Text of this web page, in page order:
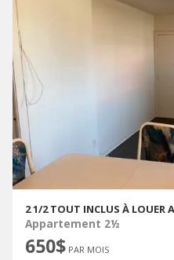
2 1/2 TOUT INCLUS À LOUER
Appartement 2½
650$ PAR MOIS